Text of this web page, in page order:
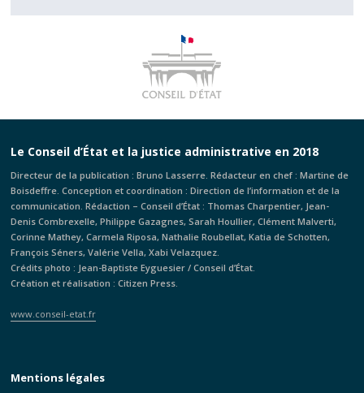
en
termes
de
perte
de
des
liens
entre
petite
délinquance
et
terrorisme,
compétences
dont
ne
disposent
pas
des
collectivités
de
la
même
catégorie
constituait
CHRU
que
des
conclusions
du
du
collège
d’experts,
la
poursuite
des
traitements
humanitaire
mais
que
cette
atteinte
ni
suffisamment
grave,
ni
manifestement
illégale
eu
Le Conseil d’État et la justice administrative en 2018
Directeur de la publication : Bruno Lasserre. Rédacteur en chef : Martine de
Boisdeffre. Conception et coordination : Direction de l’information et de la
communication. Rédaction – Conseil d’État : Thomas Charpentier, Jean-
Denis Combrexelle, Philippe Gazagnes, Sarah Houllier, Clément Malverti,
Corinne Mathey, Carmela Riposa, Nathalie Roubellat, Katia de Schotten,
François Séners, Valérie Vella, Xabi Velazquez.
Crédits photo : Jean-Baptiste Eyguesier / Conseil d’État.
Création et réalisation : Citizen Press.
www.conseil-etat.fr
Mentions légales